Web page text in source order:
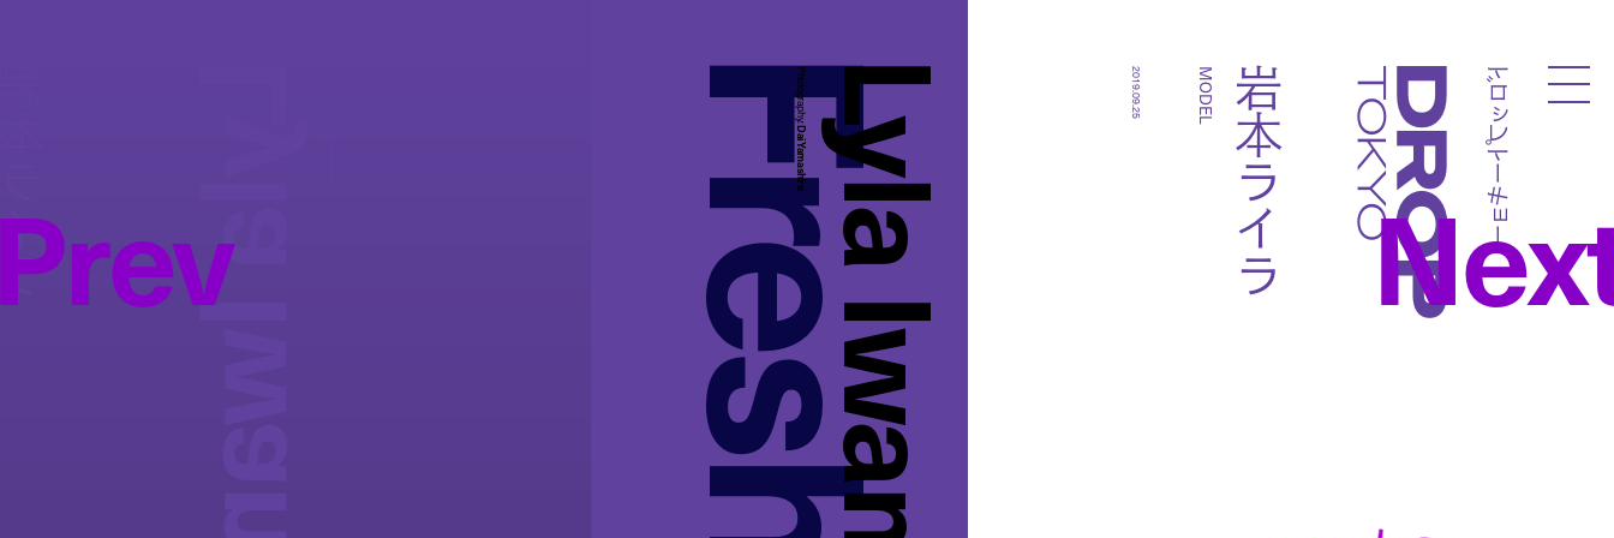
Droptokyo ドロップトーキョー
Photography:
Dai Yamashiro 岩本ライラ
MODEL
2019.09.25
イラ